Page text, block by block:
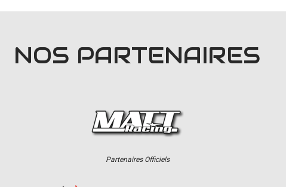
NOS PARTENAIRES
Partenaires Officiels